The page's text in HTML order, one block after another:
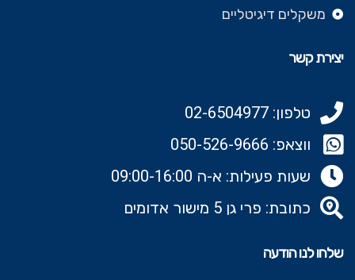
משקלים דיגיטליים
יצירת קשר
טלפון: 02-6504977
ווצאפ: 050-526-9666‬
שעות פעילות: א-ה 09:00-16:00
כתובת: פרי גן 5 מישור אדומים
שלחו לנו הודעה